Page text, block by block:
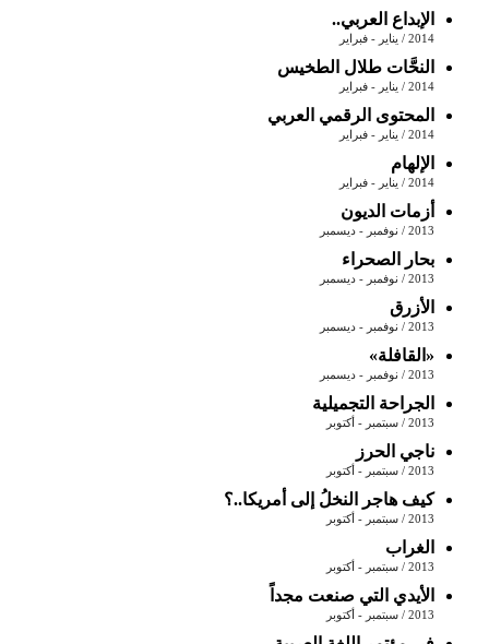
الإبداع العربي..
2014 / يناير - فبراير
النحَّات طلال الطخيس
2014 / يناير - فبراير
المحتوى الرقمي العربي
2014 / يناير - فبراير
الإلهام
2014 / يناير - فبراير
أزمات الديون
2013 / نوفمبر - ديسمبر
بحار الصحراء
2013 / نوفمبر - ديسمبر
الأزرق
2013 / نوفمبر - ديسمبر
«القافلة»
2013 / نوفمبر - ديسمبر
الجراحة التجميلية
2013 / سبتمبر - أكتوبر
ناجي الحرز
2013 / سبتمبر - أكتوبر
كيف هاجر النخلُ إلى أمريكا..؟
2013 / سبتمبر - أكتوبر
الغراب
2013 / سبتمبر - أكتوبر
الأيدي التي صنعت مجداً
2013 / سبتمبر - أكتوبر